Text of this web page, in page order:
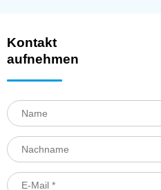
Kontakt
aufnehmen